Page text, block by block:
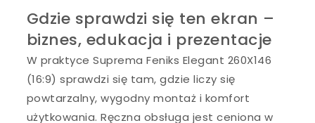
Gdzie sprawdzi się ten ekran –
biznes, edukacja i prezentacje
W praktyce Suprema Feniks Elegant 260X146
(16:9) sprawdzi się tam, gdzie liczy się
powtarzalny, wygodny montaż i komfort
użytkowania. Ręczna obsługa jest ceniona w